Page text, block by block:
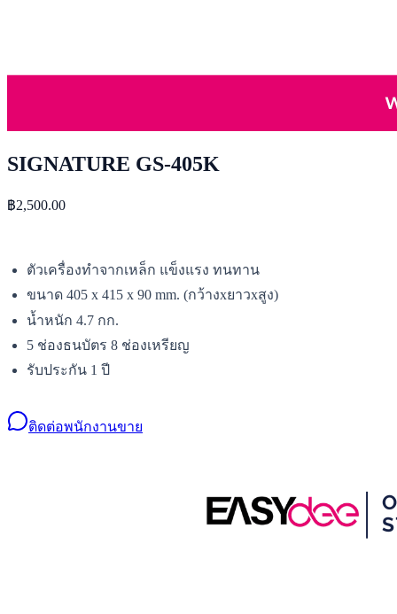
SIGNATURE GS-405K
฿2,500.00
ตัวเครื่องทำจากเหล็ก แข็งแรง ทนทาน
ขนาด 405 x 415 x 90 mm. (กว้างxยาวxสูง)
น้ำหนัก 4.7 กก.
5 ช่องธนบัตร 8 ช่องเหรียญ
รับประกัน 1 ปี
ติดต่อพนักงานขาย